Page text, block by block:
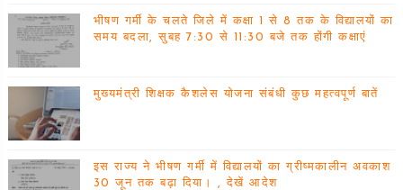
भीषण गर्मी के चलते जिले में कक्षा 1 से 8 तक के विद्यालयों का
समय बदला, सुबह 7:30 से 11:30 बजे तक होंगी कक्षाएं
मुख्यमंत्री शिक्षक कैशलेस योजना संबंधी कुछ महत्वपूर्ण बातें
इस राज्य ने भीषण गर्मी में विद्यालयों का ग्रीष्मकालीन अवकाश
30 जून तक बढ़ा दिया। , देखें आदेश